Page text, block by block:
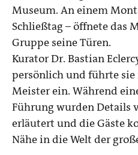
Museum. An einem
Schließtag – öffnete das
Gruppe seine Türen.
Kurator Dr. Bastian
persönlich und führte
Meister ein. Während
Führung wurden Details
erläutert und die Gäste
Nähe in die Welt der